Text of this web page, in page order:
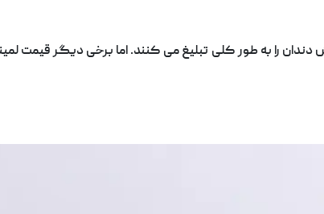
را به طور کلی تبلیغ می کنند. اما برخی دیگر قیمت